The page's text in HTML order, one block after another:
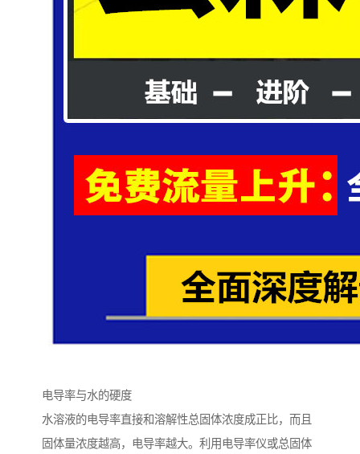
电导率与水的硬度
水溶液的电导率直接和溶解性总固体浓度成正比，而且
固体量浓度越高，电导率越大。利用电导率仪或总固体